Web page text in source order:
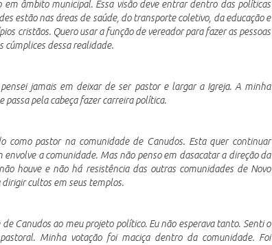
âmbito municipal. Essa visão deve entrar dentro das políticas
estão nas áreas de saúde, do transporte coletivo, da educação e
cristãos. Quero usar a função de vereador para fazer as pessoas
cúmplices dessa realidade.
jamais em deixar de ser pastor e largar a Igreja. A minha
pela cabeça fazer carreira política.
como pastor na comunidade de Canudos. Esta quer continuar
a comunidade. Mas não penso em dasacatar a direção da
houve e não há resistência das outras comunidades de Novo
cultos em seus templos.
Canudos ao meu projeto político. Eu não esperava tanto. Senti o
Minha votação foi maciça dentro da comunidade. Foi